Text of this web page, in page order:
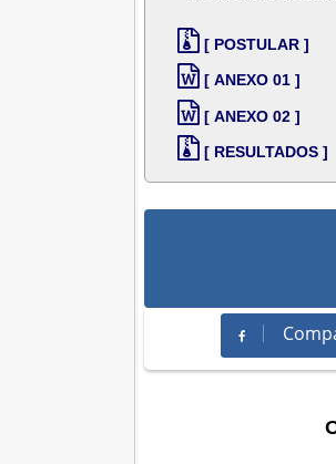
[ POSTULAR ]
[ ANEXO 01 ]
[ ANEXO 02 ]
[ RESULTADOS ]